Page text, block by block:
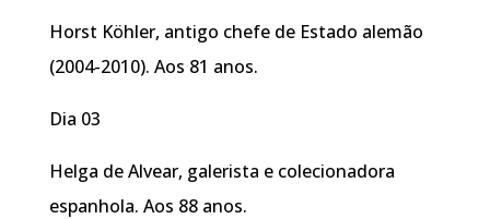
Horst Köhler, antigo chefe de Estado alemão
(2004-2010). Aos 81 anos.
Dia 03
Helga de Alvear, galerista e colecionadora
espanhola. Aos 88 anos.